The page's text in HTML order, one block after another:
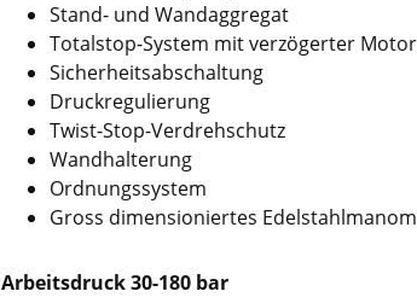
Stand- und Wandaggregat
Totalstop-System mit verzögerter
Sicherheitsabschaltung
Druckregulierung
Twist-Stop-Verdrehschutz
Wandhalterung
Ordnungssystem
Gross dimensioniertes
Arbeitsdruck 30-180 bar